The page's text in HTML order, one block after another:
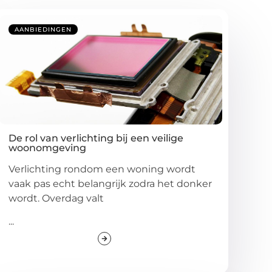
AANBIEDINGEN
De rol van verlichting bij een veilige
woonomgeving
Verlichting rondom een woning wordt
vaak pas echt belangrijk zodra het donker
wordt. Overdag valt
...